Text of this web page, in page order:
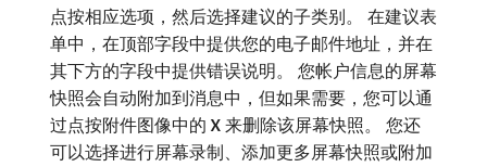
点按相应选项，然后选择建议的子类别。 在建议表
单中，在顶部字段中提供您的电子邮件地址，并在
其下方的字段中提供错误说明。 您帐户信息的屏幕
快照会自动附加到消息中，但如果需要，您可以通
过点按附件图像中的 X 来删除该屏幕快照。 您还
可以选择进行屏幕录制、添加更多屏幕快照或附加